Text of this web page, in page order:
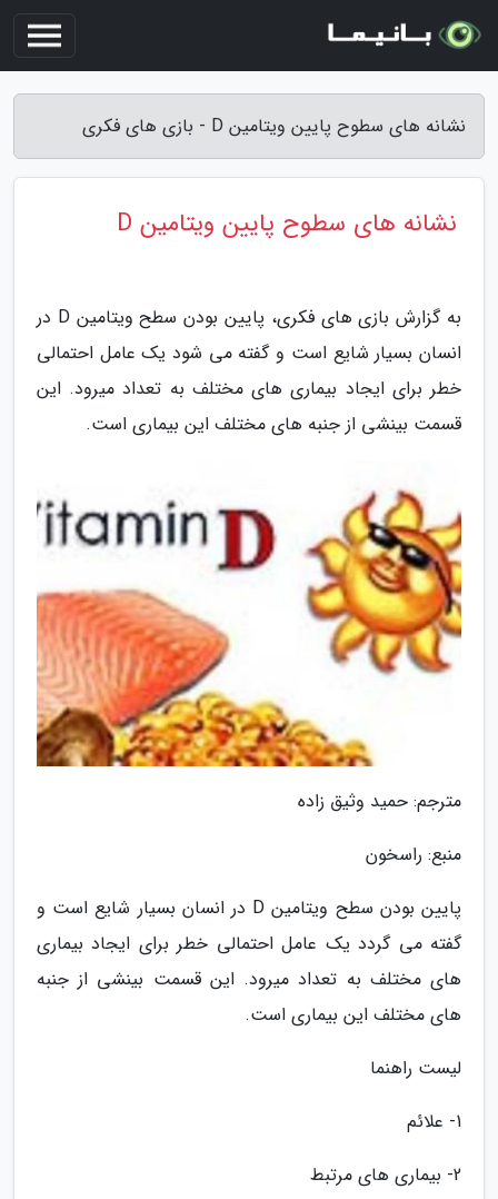
نشانه های سطوح پایین ویتامین D - بازی های فکری
نشانه های سطوح پایین ویتامین D
به گزارش بازی های فکری، پایین بودن سطح ویتامین D در
انسان بسیار شایع است و گفته می شود یک عامل احتمالی
خطر برای ایجاد بیماری های مختلف به تعداد میرود. این
قسمت بینشی از جنبه های مختلف این بیماری است.
مترجم: حمید وثیق زاده
منبع: راسخون
پایین بودن سطح ویتامین D در انسان بسیار شایع است و
گفته می گردد یک عامل احتمالی خطر برای ایجاد بیماری
های مختلف به تعداد میرود. این قسمت بینشی از جنبه
های مختلف این بیماری است.
لیست راهنما
1- علائم
2- بیماری های مرتبط